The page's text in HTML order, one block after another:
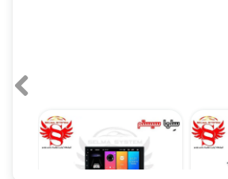
مانیتور اندروید 7 اینچ یونیورسال برند ویستا مدل TSX 2032
۱۷,۸۹۰,۰۰۰ تومان
مانیتور فابریک اندروید تارا Taraبرند ویستا مدل MTX 1032